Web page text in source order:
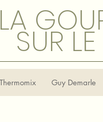
LA
SUR
Thermomix Guy Demarle